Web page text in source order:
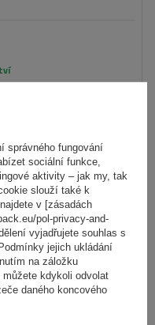
správného fungování
sociální funkce,
aktivity – jak my, tak
slouží také k
v [zásadách
pol-privacy-and-
vyjadřujete souhlas s
jejich ukládání
na záložku
můžete kdykoli odvolat
daného koncového